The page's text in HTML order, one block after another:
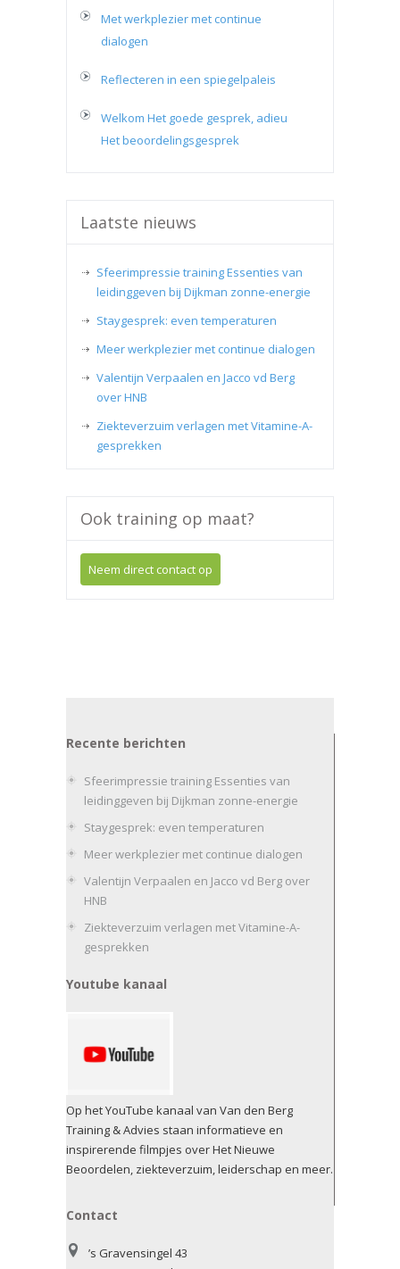
Met werkplezier met continue
dialogen
Reflecteren in een spiegelpaleis
Welkom Het goede gesprek, adieu
Het beoordelingsgesprek
Laatste nieuws
Sfeerimpressie training Essenties van
leidinggeven bij Dijkman zonne-energie
Staygesprek: even temperaturen
Meer werkplezier met continue dialogen
Valentijn Verpaalen en Jacco vd Berg
over HNB
Ziekteverzuim verlagen met Vitamine-A-
gesprekken
Ook training op maat?
Neem direct contact op
Recente berichten
Sfeerimpressie training Essenties van
leidinggeven bij Dijkman zonne-energie
Staygesprek: even temperaturen
Meer werkplezier met continue dialogen
Valentijn Verpaalen en Jacco vd Berg over
HNB
Ziekteverzuim verlagen met Vitamine-A-
gesprekken
Youtube kanaal
Op het YouTube kanaal van Van den Berg
Training & Advies staan informatieve en
inspirerende filmpjes over Het Nieuwe
Beoordelen, ziekteverzuim, leiderschap en meer.
Contact
’s Gravensingel 43